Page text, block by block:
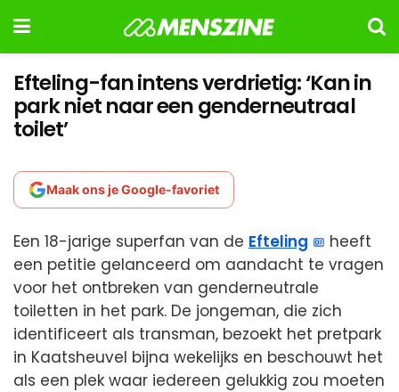
Efteling-fan intens verdrietig: ‘Kan in
park niet naar een genderneutraal
toilet’
Maak ons je Google-favoriet
Een 18-jarige superfan van de Efteling
heeft
een petitie gelanceerd om aandacht te vragen
voor het ontbreken van genderneutrale
toiletten in het park. De jongeman, die zich
identificeert als transman, bezoekt het pretpark
in Kaatsheuvel bijna wekelijks en beschouwt het
als een plek waar iedereen gelukkig zou moeten